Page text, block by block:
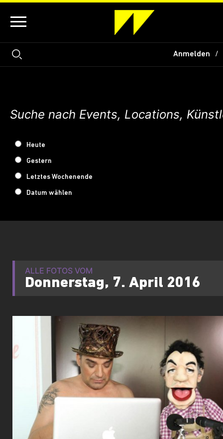
Anmelden
Heute
Gestern
Letztes Wochenende
Datum wählen
ALLE FOTOS VOM
Donnerstag, 7. April 2016